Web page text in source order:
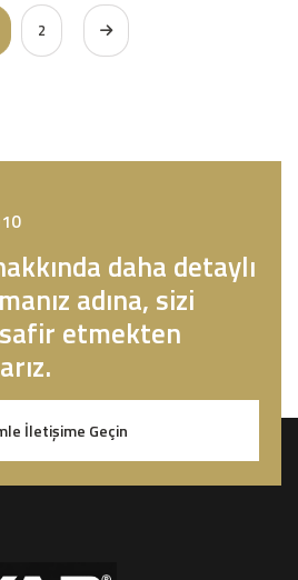
2
daha detaylı
adına, sizi
etmekten
İletişime Geçin